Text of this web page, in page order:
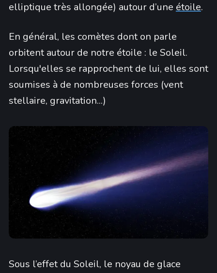
elliptique très allongée) autour d’une étoile.
En général, les comètes dont on parle
orbitent autour de notre étoile : le Soleil.
Lorsqu'elles se rapprochent de lui, elles sont
soumises à de nombreuses forces (vent
stellaire, gravitation...)
Sous l’effet du Soleil, le noyau de glace